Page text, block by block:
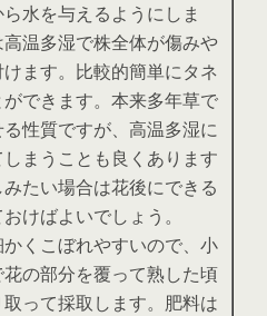
水を与えるようにしま
温多湿で株全体が傷みや
ます。比較的簡単にタネ
できます。本来多年草で
性質ですが、高温多湿に
まうことも良くあります
たい場合は花後にできる
けばよいでしょう。
くこぼれやすいので、小
の部分を覆って熟した頃
って採取します。肥料は